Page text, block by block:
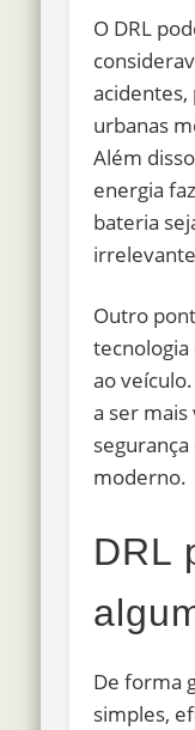
O DRL
urbanas
Além
energia
bateria
Outro
tecnologia
ao
a ser
moderno.
DRL
De forma
simples,